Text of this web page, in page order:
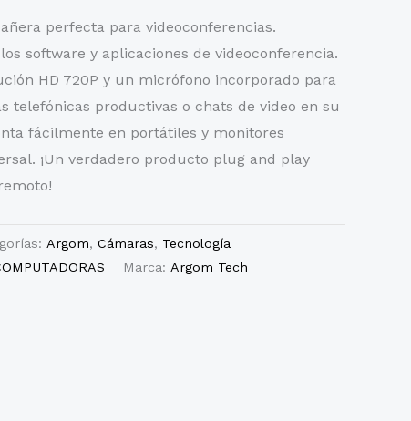
perfecta para videoconferencias.
software y aplicaciones de videoconferencia.
HD 720P y un micrófono incorporado para
telefónicas productivas o chats de video en su
fácilmente en portátiles y monitores
¡Un verdadero producto plug and play
Argom, Cámaras, Tecnología
Marca: Argom Tech